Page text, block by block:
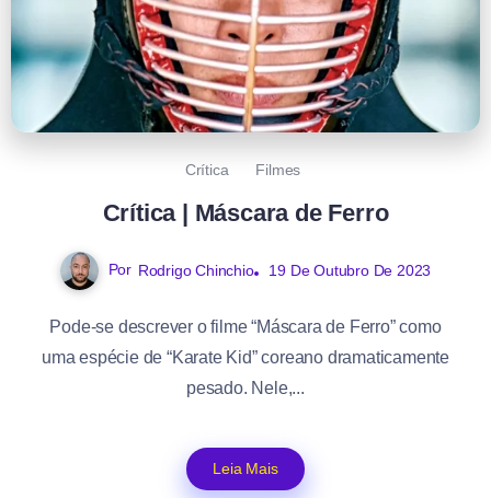
Crítica Filmes
Crítica | Máscara de Ferro
Por Rodrigo Chinchio 19 De Outubro De 2023
Pode-se descrever o filme “Máscara de Ferro” como
uma espécie de “Karate Kid” coreano dramaticamente
pesado. Nele,...
Leia Mais